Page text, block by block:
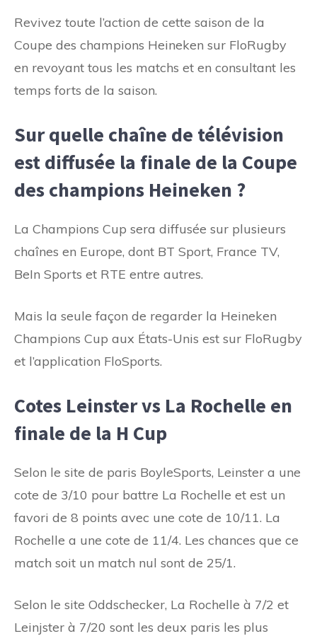
Revivez toute l’action de cette saison de la
Coupe des champions Heineken sur FloRugby
en revoyant tous les matchs et en consultant les
temps forts de la saison.
Sur quelle chaîne de télévision
est diffusée la finale de la Coupe
des champions Heineken ?
La Champions Cup sera diffusée sur plusieurs
chaînes en Europe, dont BT Sport, France TV,
BeIn Sports et RTE entre autres.
Mais la seule façon de regarder la Heineken
Champions Cup aux États-Unis est sur FloRugby
et l’application FloSports.
Cotes Leinster vs La Rochelle en
finale de la H Cup
Selon le site de paris BoyleSports, Leinster a une
cote de 3/10 pour battre La Rochelle et est un
favori de 8 points avec une cote de 10/11. La
Rochelle a une cote de 11/4. Les chances que ce
match soit un match nul sont de 25/1.
Selon le site Oddschecker, La Rochelle à 7/2 et
Leinjster à 7/20 sont les deux paris les plus